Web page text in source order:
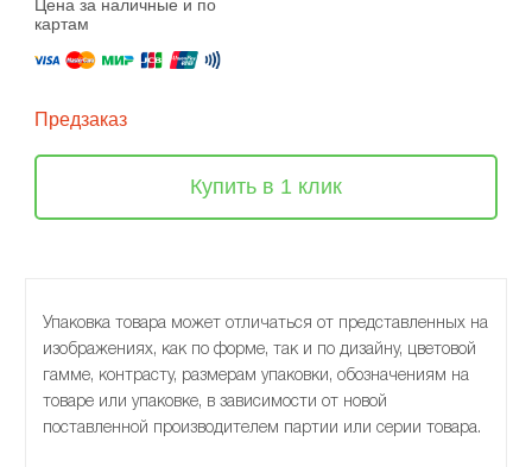
Цена за наличные и по
картам
Предзаказ
Купить в 1 клик
Упаковка товара может отличаться от представленных на
изображениях, как по форме, так и по дизайну, цветовой
гамме, контрасту, размерам упаковки, обозначениям на
товаре или упаковке, в зависимости от новой
поставленной производителем партии или серии товара.